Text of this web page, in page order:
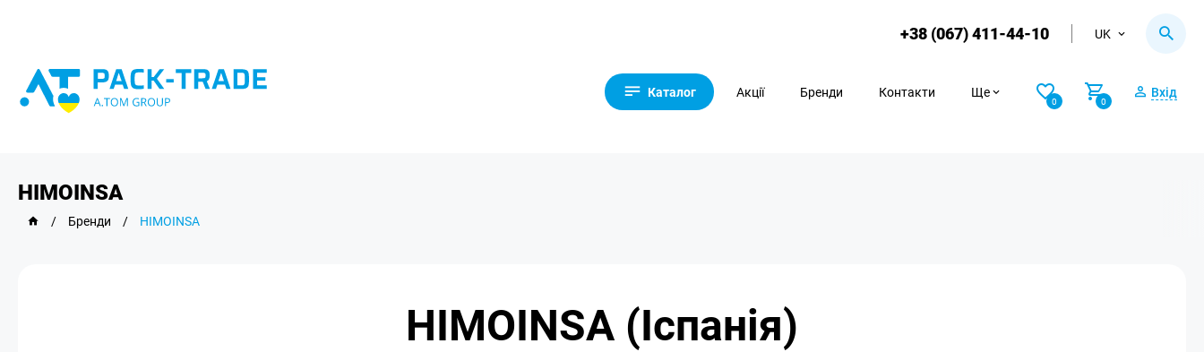
+38 (067) 411-44-10 UK
Каталог Акції Бренди Контакти Ще
0 0
Вхід
HIMOINSA
/ Бренди / HIMOINSA
HIMOINSA (Іспанія)